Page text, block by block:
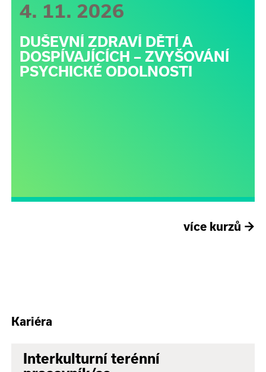
4. 11. 2026
DUŠEVNÍ ZDRAVÍ DĚTÍ A
DOSPÍVAJÍCÍCH – ZVYŠOVÁNÍ
PSYCHICKÉ ODOLNOSTI
více kurzů →
Kariéra
Interkulturní terénní